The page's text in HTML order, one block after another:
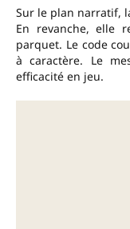
Sur le plan narratif,
En revanche, elle
parquet. Le code
à caractère. Le
efficacité en jeu.